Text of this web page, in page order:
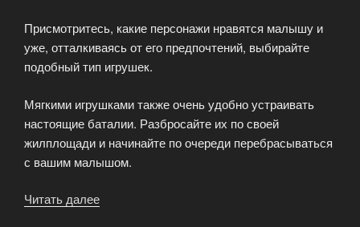
Присмотритесь, какие персонажи нравятся малышу и
уже, отталкиваясь от его предпочтений, выбирайте
подобный тип игрушек.
Мягкими игрушками также очень удобно устраивать
настоящие баталии. Разбросайте их по своей
жилплощади и начинайте по очереди перебрасываться
с вашим малышом.
Читать далее